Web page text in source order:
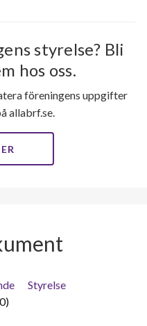
styrelse? Bli
hos oss.
föreningens uppgifter
allabrf.se.
Styrelse